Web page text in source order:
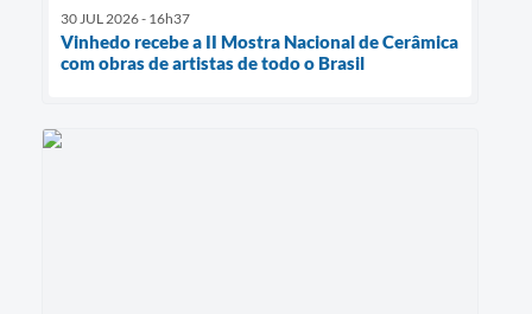
30 JUL 2026 - 16h37
Vinhedo recebe a II Mostra Nacional de Cerâmica
com obras de artistas de todo o Brasil